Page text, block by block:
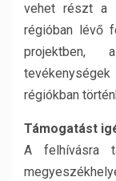
vehet részt a
régióban lévő
projektben,
régiókban
Támogatást
A felhívásra